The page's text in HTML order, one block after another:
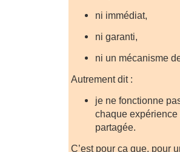
ni immédiat,
ni garanti,
ni un mécanisme
Autrement dit :
je ne fonctionne
chaque
partagée.
C’est pour ça que, pour